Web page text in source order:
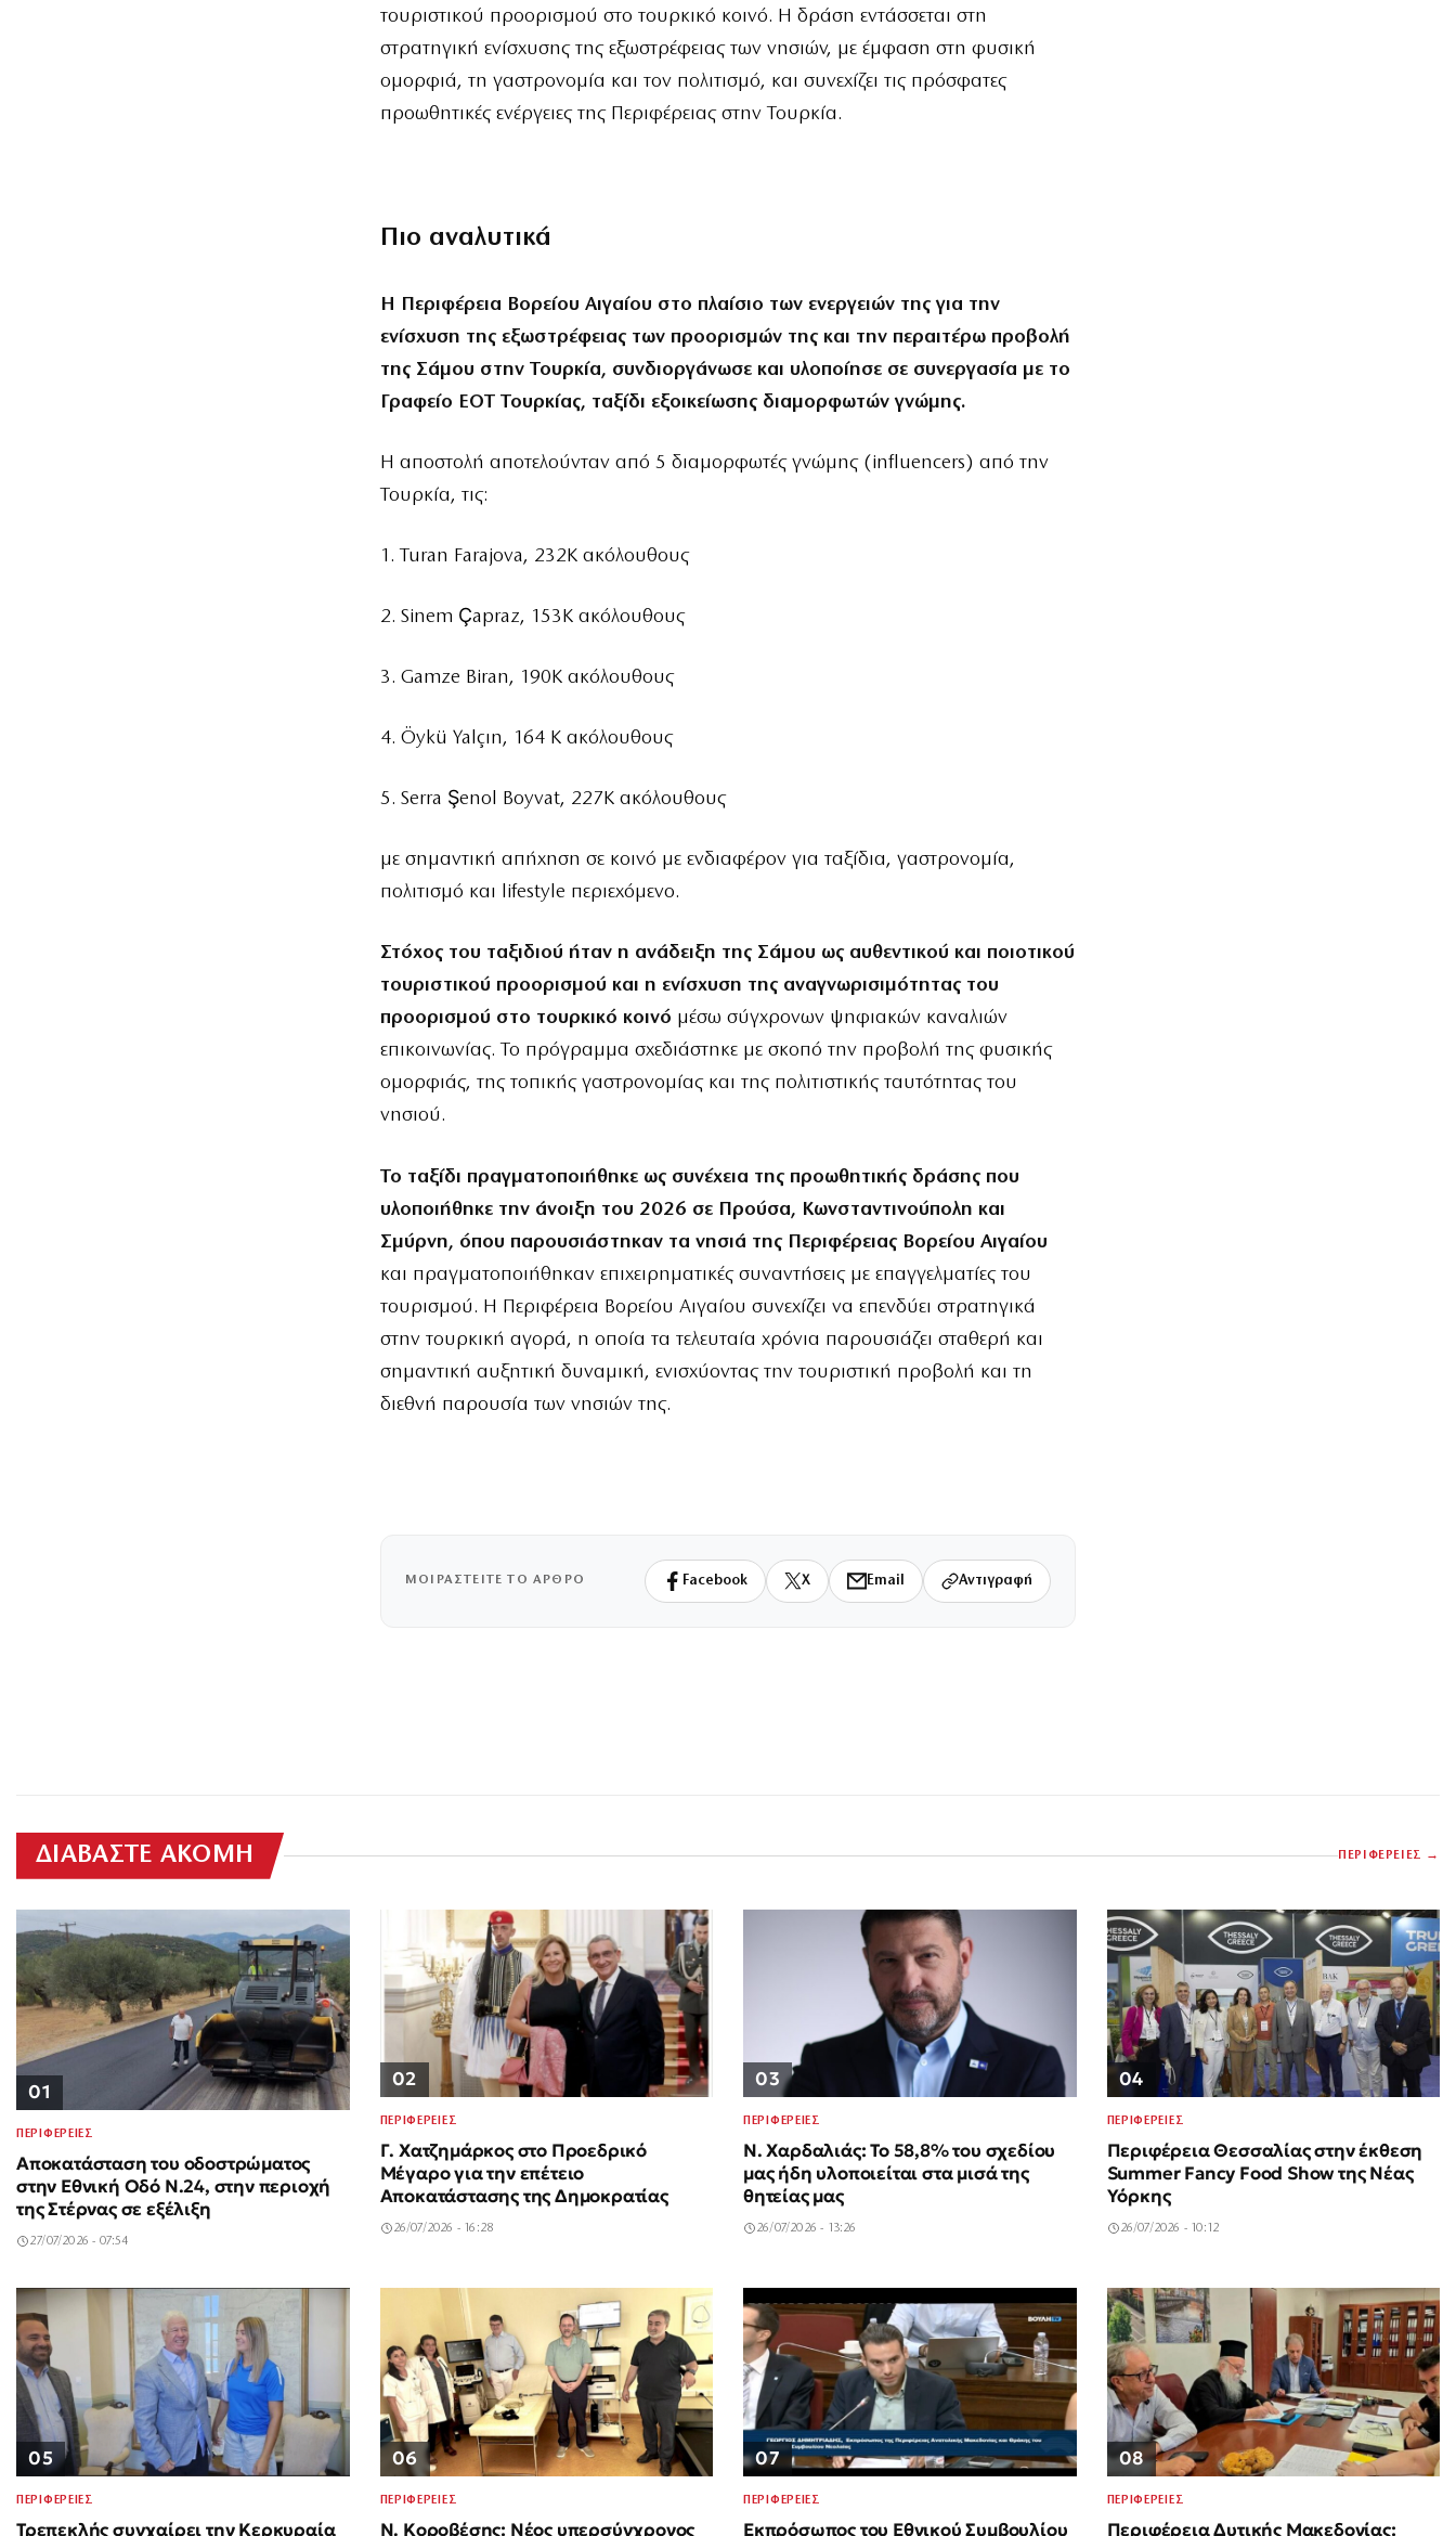
τουριστικού προορισμού στο τουρκικό κοινό. Η δράση εντάσσεται στη
στρατηγική ενίσχυσης της εξωστρέφειας των νησιών, με έμφαση στη φυσική
ομορφιά, τη γαστρονομία και τον πολιτισμό, και συνεχίζει τις πρόσφατες
προωθητικές ενέργειες της Περιφέρειας στην Τουρκία.
Πιο αναλυτικά
Η Περιφέρεια Βορείου Αιγαίου στο πλαίσιο των ενεργειών της για την
ενίσχυση της εξωστρέφειας των προορισμών της και την περαιτέρω προβολή
της Σάμου στην Τουρκία, συνδιοργάνωσε και υλοποίησε σε συνεργασία με το
Γραφείο ΕΟΤ Τουρκίας, ταξίδι εξοικείωσης διαμορφωτών γνώμης.
Η αποστολή αποτελούνταν από 5 διαμορφωτές γνώμης (influencers) από την
Τουρκία, τις:
1. Turan Farajova, 232Κ ακόλουθους
2. Sinem Çapraz, 153Κ ακόλουθους
3. Gamze Biran, 190Κ ακόλουθους
4. Öykü Yalçın, 164 Κ ακόλουθους
5. Serra Şenol Boyvat, 227K ακόλουθους
με σημαντική απήχηση σε κοινό με ενδιαφέρον για ταξίδια, γαστρονομία,
πολιτισμό και lifestyle περιεχόμενο.
Στόχος του ταξιδιού ήταν η ανάδειξη της Σάμου ως αυθεντικού και ποιοτικού
τουριστικού προορισμού και η ενίσχυση της αναγνωρισιμότητας του
προορισμού στο τουρκικό κοινό μέσω σύγχρονων ψηφιακών καναλιών
επικοινωνίας. Το πρόγραμμα σχεδιάστηκε με σκοπό την προβολή της φυσικής
ομορφιάς, της τοπικής γαστρονομίας και της πολιτιστικής ταυτότητας του
νησιού.
Το ταξίδι πραγματοποιήθηκε ως συνέχεια της προωθητικής δράσης που
υλοποιήθηκε την άνοιξη του 2026 σε Προύσα, Κωνσταντινούπολη και
Σμύρνη, όπου παρουσιάστηκαν τα νησιά της Περιφέρειας Βορείου Αιγαίου
και πραγματοποιήθηκαν επιχειρηματικές συναντήσεις με επαγγελματίες του
τουρισμού. Η Περιφέρεια Βορείου Αιγαίου συνεχίζει να επενδύει στρατηγικά
στην τουρκική αγορά, η οποία τα τελευταία χρόνια παρουσιάζει σταθερή και
σημαντική αυξητική δυναμική, ενισχύοντας την τουριστική προβολή και τη
διεθνή παρουσία των νησιών της.
ΜΟΙΡΑΣΤΕΙΤΕ ΤΟ ΑΡΘΡΟ Facebook X Email Αντιγραφή
ΔΙΑΒΑΣΤΕ ΑΚΟΜΗ ΠΕΡΙΦΕΡΕΙΕΣ
01
ΠΕΡΙΦΕΡΕΙΕΣ
Αποκατάσταση του οδοστρώματος
στην Εθνική Οδό Ν.24, στην περιοχή
της Στέρνας σε εξέλιξη
27/07/2026 - 07:54
02
ΠΕΡΙΦΕΡΕΙΕΣ
Γ. Χατζημάρκος στο Προεδρικό
Μέγαρο για την επέτειο
Αποκατάστασης της Δημοκρατίας
26/07/2026 - 16:28
03
ΠΕΡΙΦΕΡΕΙΕΣ
Ν. Χαρδαλιάς: Το 58,8% του σχεδίου
μας ήδη υλοποιείται στα μισά της
θητείας μας
26/07/2026 - 13:26
04
ΠΕΡΙΦΕΡΕΙΕΣ
Περιφέρεια Θεσσαλίας στην έκθεση
Summer Fancy Food Show της Νέας
Υόρκης
26/07/2026 - 10:12
05
ΠΕΡΙΦΕΡΕΙΕΣ
Τρεπεκλής συγχαίρει την Κερκυραία
06
ΠΕΡΙΦΕΡΕΙΕΣ
Ν. Κοροβέσης: Νέος υπερσύγχρονος
07
ΠΕΡΙΦΕΡΕΙΕΣ
Εκπρόσωπος του Εθνικού Συμβουλίου
08
ΠΕΡΙΦΕΡΕΙΕΣ
Περιφέρεια Δυτικής Μακεδονίας: